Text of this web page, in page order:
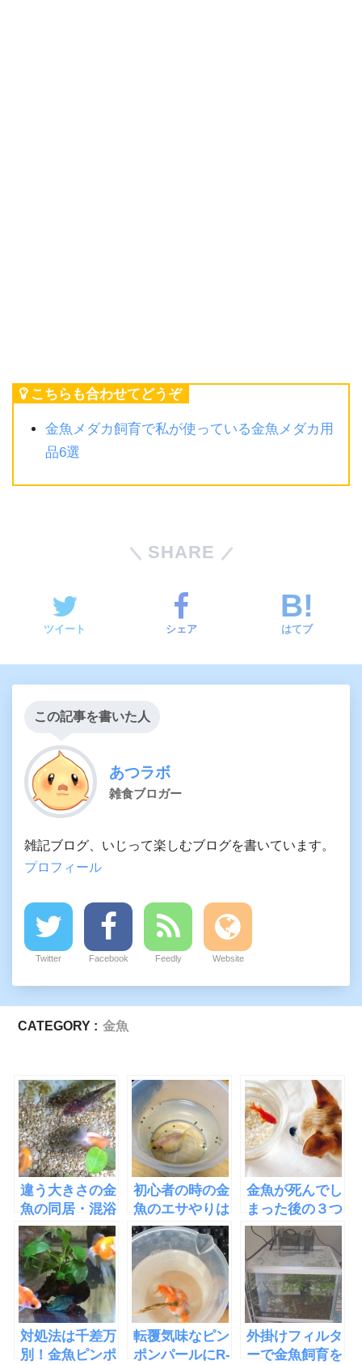
こちらも合わせてどうぞ
金魚メダカ飼育で私が使っている金魚メダカ用
品6選
SHARE
ツイート シェア はてブ
この記事を書いた人
あつラボ
雑食ブロガー
雑記ブログ、いじって楽しむブログを書いています。
プロフィール
Twitter Facebook Feedly Website
CATEGORY : 金魚
違う大きさの金
魚の同居・混浴
には相性チェッ
クが大事
初心者の時の金
魚のエサやりは
別容器に金魚を
移すと水を汚さ
ない
金魚が死んでし
まった後の３つ
の処理と水槽の
処理
対処法は千差万
別！金魚ピンポ
転覆気味なピン
ポンパールにR-
外掛けフィルタ
ーで金魚飼育を